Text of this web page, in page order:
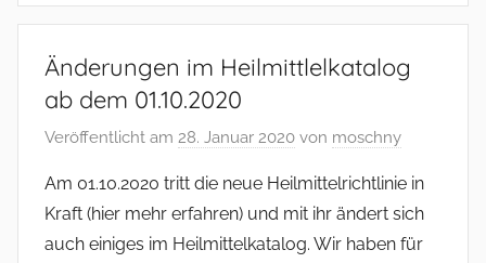
Änderungen im Heilmittlelkatalog
ab dem 01.10.2020
Veröffentlicht am 28. Januar 2020 von moschny
Am 01.10.2020 tritt die neue Heilmittelrichtlinie in
Kraft (hier mehr erfahren) und mit ihr ändert sich
auch einiges im Heilmittelkatalog. Wir haben für